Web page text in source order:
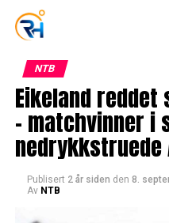
NTB
Eikeland reddet
– matchvinner
nedrykkstruede
Publisert 2 år siden den 8.
Av NTB